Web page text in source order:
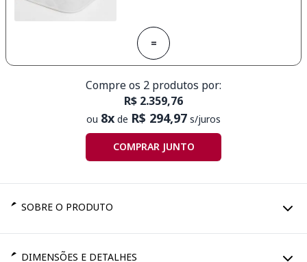
=
Compre os 2 produtos por:
R$ 2.359,76
ou 8x de R$ 294,97 s/juros
COMPRAR JUNTO
SOBRE O PRODUTO
DIMENSÕES E DETALHES